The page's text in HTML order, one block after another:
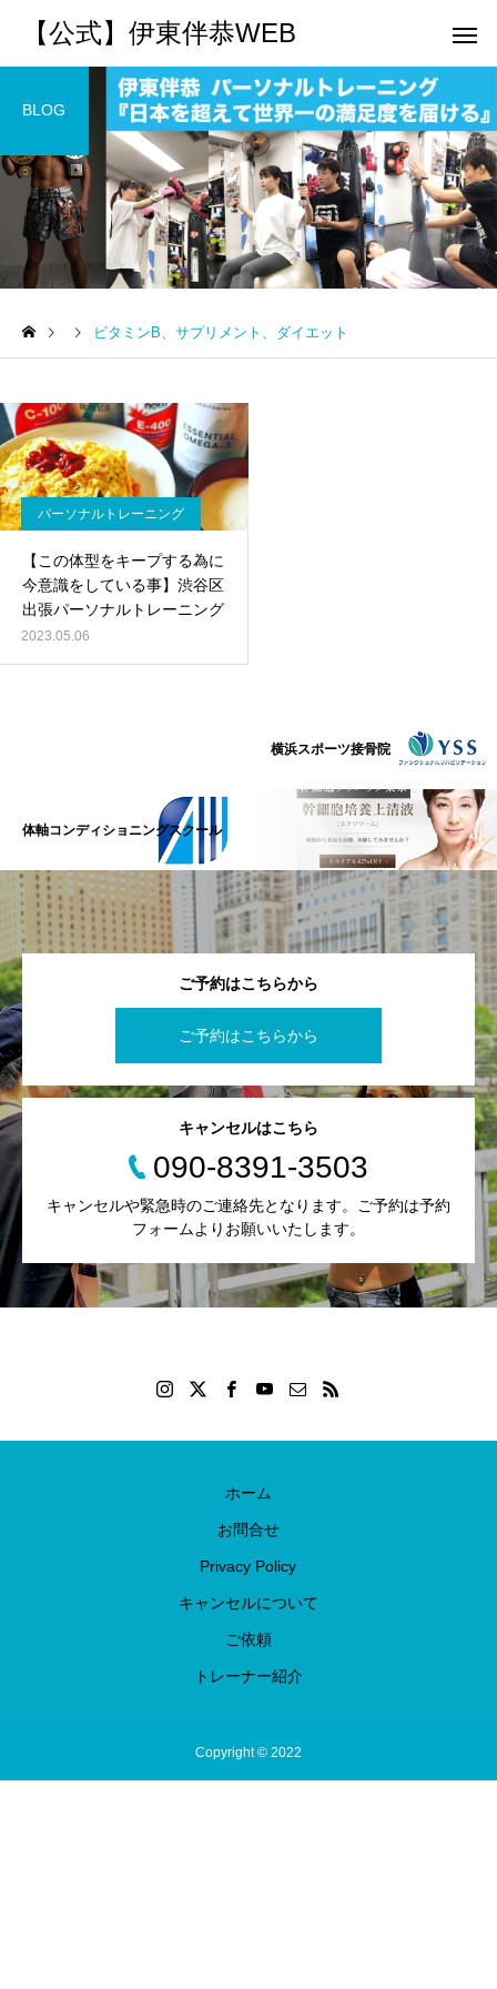
【公式】伊東伴恭WEB
トレーナーとして 個別トレー
パーソナルトレーニ
キックボクシングで本当に
が消費カロリーと週の回数
で答えます
パーソナルトレーニ
パーソナルトレーナー
BLOG
ビタミンB、サプリメント、ダイエット
パーソナルトレーニング
【この体型をキープする為に
今意識をしている事】渋谷区
出張パーソナルトレーニング
2023.05.06
横浜スポーツ接骨院
体軸コンディショニングスクール
ご予約はこちらから
ご予約はこちらから
キャンセルはこちら
090-8391-3503
キャンセルや緊急時のご連絡先となります。ご予約は予約
フォームよりお願いいたします。
ホーム
お問合せ
Privacy Policy
キャンセルについて
ご依頼
トレーナー紹介
Copyright © 2022